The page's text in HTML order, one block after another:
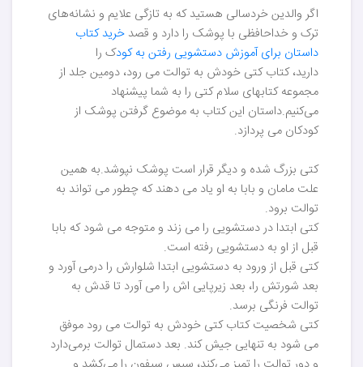
اگر والدین خردسالی هستید که به تازگی علایم و نشانه‌های
ترک و خداحافظی با پوشک را دارد و قصد خرید کتاب
داستان برای آموزش دستشویی رفتن به کودک را
دارید، کتاب کتی خودش به توالت می رود، دومین جلد از
مجموعه کتابهای سلام کتی را به شما پیشنهاد
می‌کنیم.داستان این کتاب به موضوع گرفتن پوشک از
کودکان می پردازد.
کتی بزرگ شده و دیگر قرار است پوشک نپوشد.به همین
علت مامان و بابا به او یاد می دهند که چطور می تواند به
توالت برود.
کتی ابتدا در دستشویی را می زند و متوجه می شود که بابا
قبل از او به دستشویی رفته است.
کتی قبل از ورود به دستشویی ابتدا شلوارش را درمی آورد و
بعد شورتش را، بعد زیرپایی اش را می آورد تا قدش به
توالت فرنگی برسد.
کتی شخصیت کتاب کتی خودش به توالت می رود موفق
می شود به تنهایی جیش کند. بعد دستمال توالت برمی‌دارد